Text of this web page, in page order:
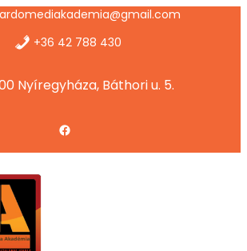
+36 42 788 430
Nyíregyháza, Báthori u. 5.
Facebook